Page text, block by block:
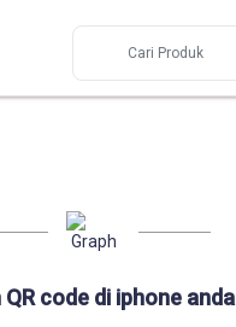
QR code di iphone anda